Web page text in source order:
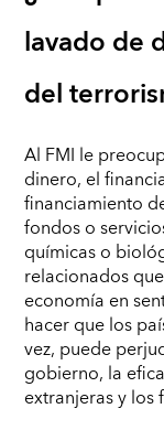
lavado de
del
Al FMI le
dinero, el
financiamiento
fondos o
químicas o
relacionados
economía en
hacer que los
vez, puede
gobierno, la
extranjeras y